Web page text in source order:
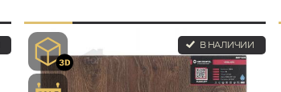
В НАЛИЧИИ